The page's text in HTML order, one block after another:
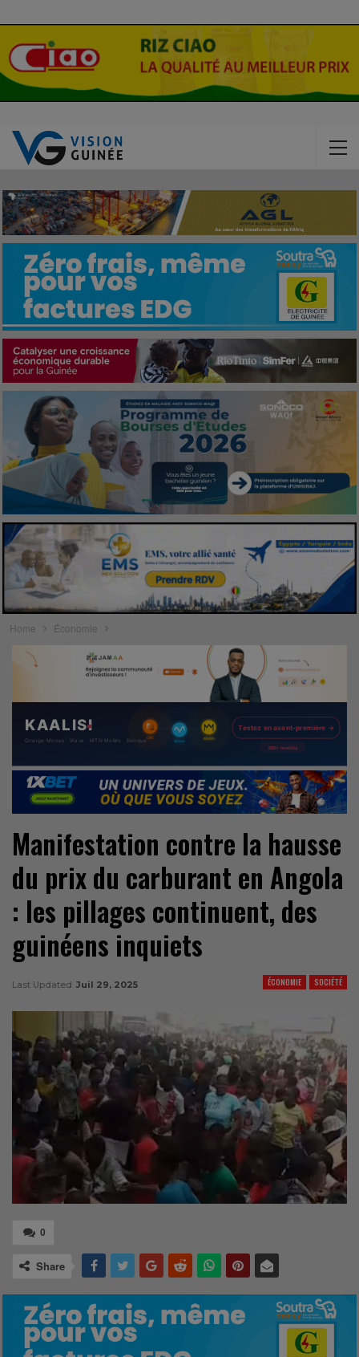
Home Économie
Manifestation contre la hausse
du prix du carburant en Angola
: les pillages continuent, des
guinéens inquiets
ÉCONOMIE SOCIÉTÉ
Last Updated Juil 29, 2025
0
Share